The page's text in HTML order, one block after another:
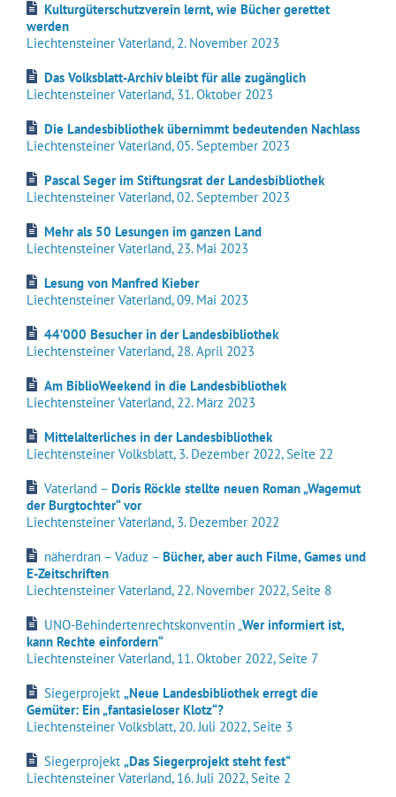
Kulturgüterschutzverein lernt, wie Bücher gerettet
werden
Liechtensteiner Vaterland, 2. November 2023
Das Volksblatt-Archiv bleibt für alle zugänglich
Liechtensteiner Vaterland, 31. Oktober 2023
Die Landesbibliothek übernimmt bedeutenden Nachlass
Liechtensteiner Vaterland, 05. September 2023
Pascal Seger im Stiftungsrat der Landesbibliothek
Liechtensteiner Vaterland, 02. September 2023
Mehr als 50 Lesungen im ganzen Land
Liechtensteiner Vaterland, 23. Mai 2023
Lesung von Manfred Kieber
Liechtensteiner Vaterland, 09. Mai 2023
44’000 Besucher in der Landesbibliothek
Liechtensteiner Vaterland, 28. April 2023
Am BiblioWeekend in die Landesbibliothek
Liechtensteiner Vaterland, 22. März 2023
Mittelalterliches in der Landesbibliothek
Liechtensteiner Volksblatt, 3. Dezember 2022, Seite 22
Vaterland – Doris Röckle stellte neuen Roman „Wagemut
der Burgtochter“ vor
Liechtensteiner Vaterland, 3. Dezember 2022
näherdran – Vaduz – Bücher, aber auch Filme, Games und
E-Zeitschriften
Liechtensteiner Vaterland, 22. November 2022, Seite 8
UNO-Behindertenrechtskonventin „Wer informiert ist,
kann Rechte einfordern“
Liechtensteiner Vaterland, 11. Oktober 2022, Seite 7
Siegerprojekt „Neue Landesbibliothek erregt die
Gemüter: Ein „fantasieloser Klotz“?
Liechtensteiner Volksblatt, 20. Juli 2022, Seite 3
Siegerprojekt „Das Siegerprojekt steht fest“
Liechtensteiner Vaterland, 16. Juli 2022, Seite 2